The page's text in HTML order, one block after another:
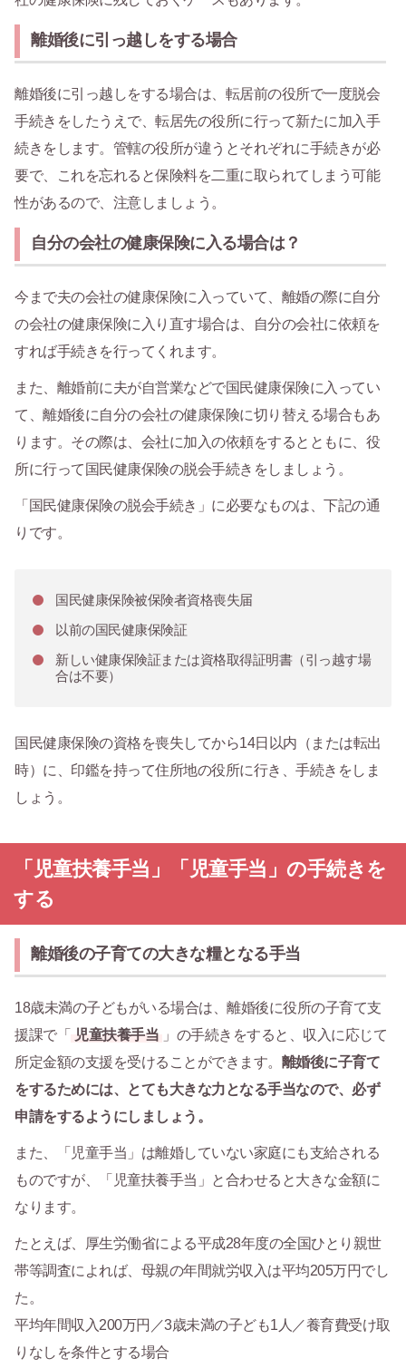
離婚後に引っ越しをする場合
離婚後に引っ越しをする場合は、転居前の役所で一度脱会
手続きをしたうえで、転居先の役所に行って新たに加入手
続きをします。管轄の役所が違うとそれぞれに手続きが必
要で、これを忘れると保険料を二重に取られてしまう可能
性があるので、注意しましょう。
自分の会社の健康保険に入る場合は？
今まで夫の会社の健康保険に入っていて、離婚の際に自分
の会社の健康保険に入り直す場合は、自分の会社に依頼を
すれば手続きを行ってくれます。
また、離婚前に夫が自営業などで国民健康保険に入ってい
て、離婚後に自分の会社の健康保険に切り替える場合もあ
ります。その際は、会社に加入の依頼をするとともに、役
所に行って国民健康保険の脱会手続きをしましょう。
「国民健康保険の脱会手続き」に必要なものは、下記の通
りです。
国民健康保険被保険者資格喪失届
以前の国民健康保険証
新しい健康保険証または資格取得証明書（引っ越す場
合は不要）
国民健康保険の資格を喪失してから14日以内（または転出
時）に、印鑑を持って住所地の役所に行き、手続きをしま
しょう。
「児童扶養手当」「児童手当」の手続きを
する
離婚後の子育ての大きな糧となる手当
18歳未満の子どもがいる場合は、離婚後に役所の子育て支
援課で「
児童扶養手当 」の手続きをすると、収入に応じて
所定金額の支援を受けることができます。 離婚後に子育て
をするためには、とても大きな力となる手当なので、必ず
申請をするようにしましょう。
また、「児童手当」は離婚していない家庭にも支給される
ものですが、「児童扶養手当」と合わせると大きな金額に
なります。
たとえば、厚生労働省による平成28年度の全国ひとり親世
帯等調査によれば、母親の年間就労収入は平均205万円でし
た。
平均年間収入200万円／3歳未満の子ども1人／養育費受け取
りなしを条件とする場合